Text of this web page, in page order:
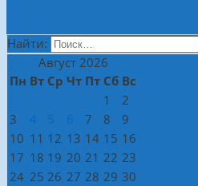
Найти:
Август 2026
Пн Вт Ср Чт Пт Сб Вс
1
2
3
4 5 6 7 8
9
10 11 12 13 14 15 16
17 18 19 20 21 22 23
24 25 26 27 28 29 30